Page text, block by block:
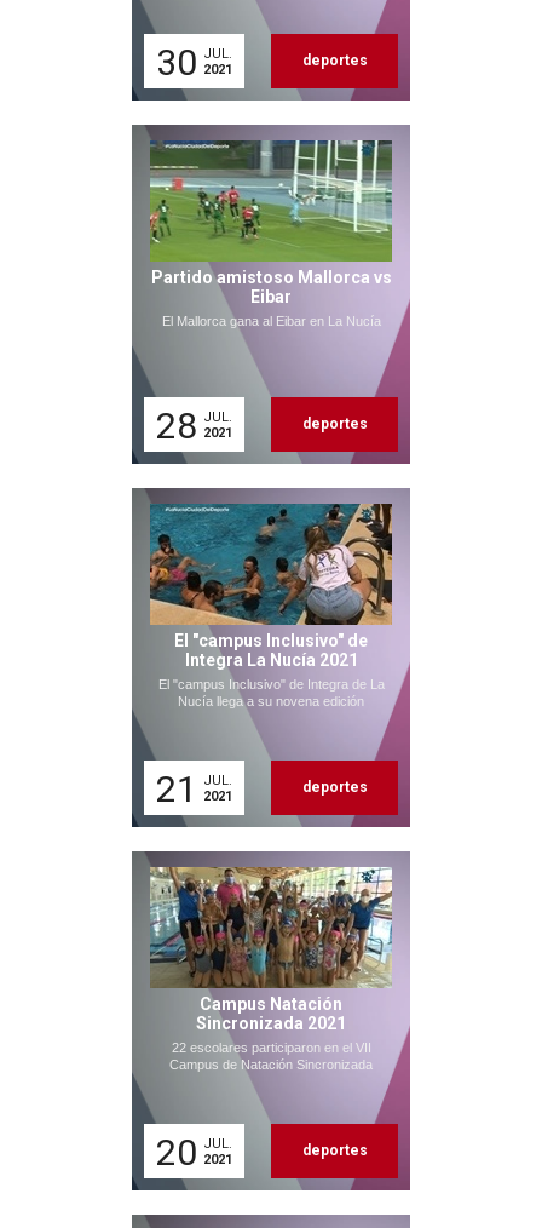
30 JUL.
2021
deportes
Partido amistoso Mallorca vs
Eibar
El Mallorca gana al Eibar en La Nucía
28 JUL.
2021
deportes
El "campus Inclusivo" de
Integra La Nucía 2021
El "campus Inclusivo" de Integra de La
Nucía llega a su novena edición
21
JUL.
2021
deportes
Campus Natación
Sincronizada 2021
22 escolares participaron en el VII
Campus de Natación Sincronizada
20 JUL.
2021
deportes